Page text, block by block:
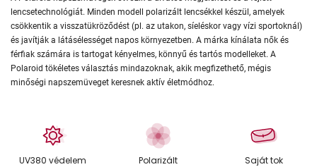
lencsetechnológiát. Minden modell polarizált lencsékkel készül, amelyek
csökkentik a visszatükröződést (pl. az utakon, síeléskor vagy vízi sportoknál)
és javítják a látásélességet napos környezetben. A márka kínálata nők és
férfiak számára is tartogat kényelmes, könnyű és tartós modelleket. A
Polaroid tökéletes választás mindazoknak, akik megfizethető, mégis
minőségi napszemüveget keresnek aktív életmódhoz.
UV380 védelem Polarizált Saját tok